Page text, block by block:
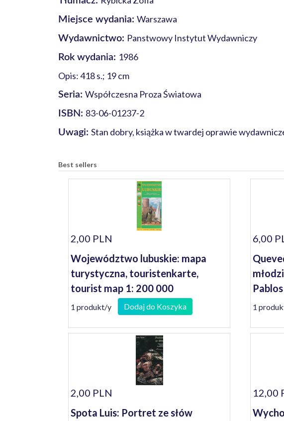
Miejsce wydania: Warszawa
Wydawnictwo: Panstwowy Instytut Wydawniczy
Rok wydania: 1986
Opis: 418 s.; 19 cm
Seria: Współczesna Proza Światowa
ISBN: 83-06-01237-2
Uwagi: Stan dobry, książka w twardej oprawie
Best sellers
2,00 PLN
Województwo lubuskie: mapa
turystyczna, touristenkarte,
tourist map 1: 200 000
1 produkt/y Dodaj do Koszyka
6,00
1
2,00 PLN
Spota Luis: Portret ze słów
12,00